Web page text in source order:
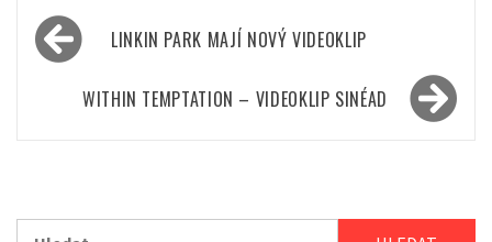
Navigace
pro
příspěvek
LINKIN PARK MAJÍ NOVÝ VIDEOKLIP
WITHIN TEMPTATION – VIDEOKLIP SINÉAD